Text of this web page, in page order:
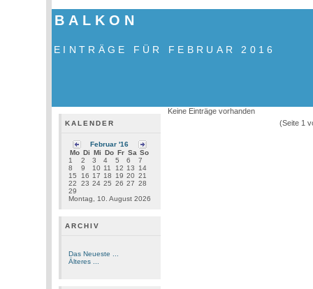
BALKON
EINTRÄGE FÜR FEBRUAR 2016
KALENDER
Februar '16
Mo Di Mi Do Fr Sa So
Montag, 10. August 2026
1 2 3 4 5 6
7
8
9 10 11 12 13 14
15
16 17 18 19 20 21
22
23 24 25 26 27 28
29
ARCHIV
Das Neueste ...
Älteres ...
Keine Einträge vorhanden
(Seite 1